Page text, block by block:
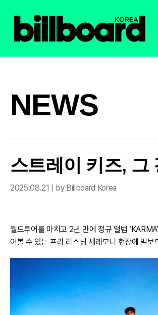
NEWS
스트레이 키즈, 그
2025.08.21 | by Billboard Korea
월드투어를 마치고 2년 만에 정규 앨범
어볼 수 있는 프리 리스닝 세레모니 현장에 빌보